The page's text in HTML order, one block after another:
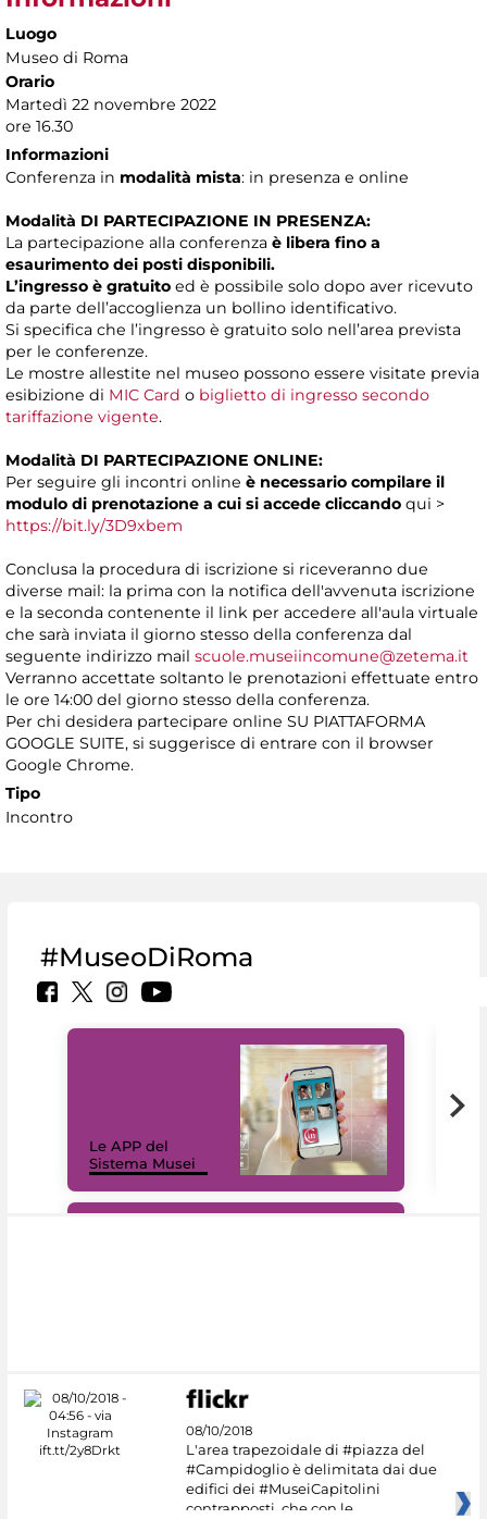
Luogo
Museo di Roma
Orario
Martedì 22 novembre 2022
ore 16.30
Informazioni
Conferenza in modalità mista: in presenza e online
Modalità DI PARTECIPAZIONE IN PRESENZA:
La partecipazione alla conferenza è libera fino a
esaurimento dei posti disponibili.
L’ingresso è gratuito ed è possibile solo dopo aver ricevuto
da parte dell’accoglienza un bollino identificativo.
Si specifica che l’ingresso è gratuito solo nell’area prevista
per le conferenze.
Le mostre allestite nel museo possono essere visitate previa
esibizione di MIC Card o biglietto di ingresso secondo
tariffazione vigente.
Modalità DI PARTECIPAZIONE ONLINE:
Per seguire gli incontri online è necessario compilare il
modulo di prenotazione a cui si accede cliccando qui >
https://bit.ly/3D9xbem
Conclusa la procedura di iscrizione si riceveranno due
diverse mail: la prima con la notifica dell'avvenuta iscrizione
e la seconda contenente il link per accedere all'aula virtuale
che sarà inviata il giorno stesso della conferenza dal
seguente indirizzo mail scuole.museiincomune@zetema.it
Verranno accettate soltanto le prenotazioni effettuate entro
le ore 14:00 del giorno stesso della conferenza.
Per chi desidera partecipare online SU PIATTAFORMA
GOOGLE SUITE, si suggerisce di entrare con il browser
Google Chrome.
Tipo
Incontro
#MuseoDiRoma
Le APP del
Sistema Musei
08/10/2018
L'area trapezoidale di #piazza del
#Campidoglio è delimitata dai due
edifici dei #MuseiCapitolini
contrapposti, che con le